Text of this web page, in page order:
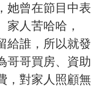
她曾在節目中表
家人苦哈哈，
給誰，所以就發
哥哥買房、資助
，對家人照顧無